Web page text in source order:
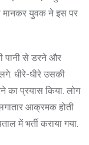
मानकर युवक ने इस पर
पानी से डरने और
धीरे-धीरे उसकी
का प्रयास किया. लोग
आक्रमक होती
में भर्ती कराया गया.